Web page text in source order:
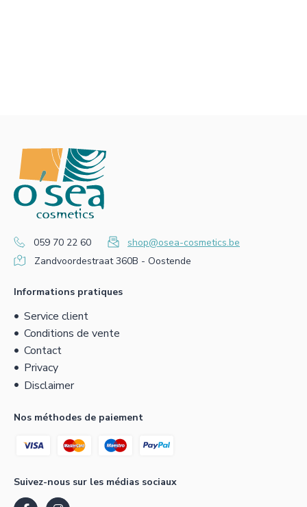
059 70 22 60
shop@osea-cosmetics.be
Zandvoordestraat 360B - Oostende
Informations pratiques
Service client
Conditions de vente
Contact
Privacy
Disclaimer
Nos méthodes de paiement
Suivez-nous sur les médias sociaux